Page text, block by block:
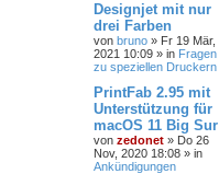
Designjet mit nur
drei Farben
von bruno » Fr 19 Mär,
2021 10:09 » in Fragen
zu speziellen Druckern
PrintFab 2.95 mit
Unterstützung für
macOS 11 Big Sur
von zedonet » Do 26
Nov, 2020 18:08 » in
Ankündigungen